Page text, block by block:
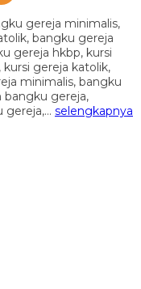
gereja minimalis,
bangku gereja
gereja hkbp, kursi
gereja katolik,
minimalis, bangku
bangku gereja,
gereja,… selengkapnya